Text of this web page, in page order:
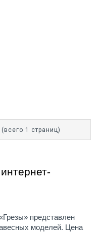
представлен
моделей. Цена
1 страниц)